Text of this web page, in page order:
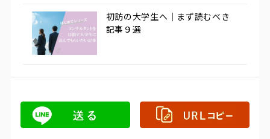
初訪の大学生へ｜まず読むべき
記事９選